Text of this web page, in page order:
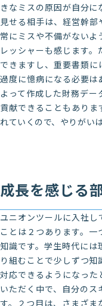
きなミスの原因が自分
見せる相手は、経営幹部
常にミスや不備がない
レッシャーも感じます
できますし、重要書類に
過度に憶病になる必要は
よって作成した財務デ
貢献できることもあり
れていくので、やりがい
成長を感じる
ユニオンツールに入社し
ことは２つあります。
知識です。学生時代に
り組むことで少しずつ
対応できるようになった
いただく中で、自分のス
す。２つ目は、さまざま